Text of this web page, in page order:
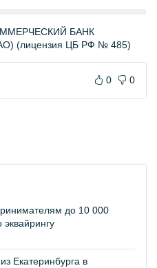
БАНК
(лицензия ЦБ РФ № 485)
0 0
до 10 000
Екатеринбурга в